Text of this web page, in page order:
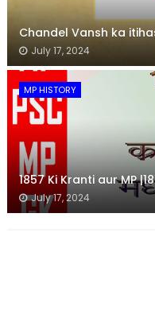
Chandel Vansh ka
July 17, 2024
MP HISTORY
1857 Ki Kranti aur MP
July 17, 2024